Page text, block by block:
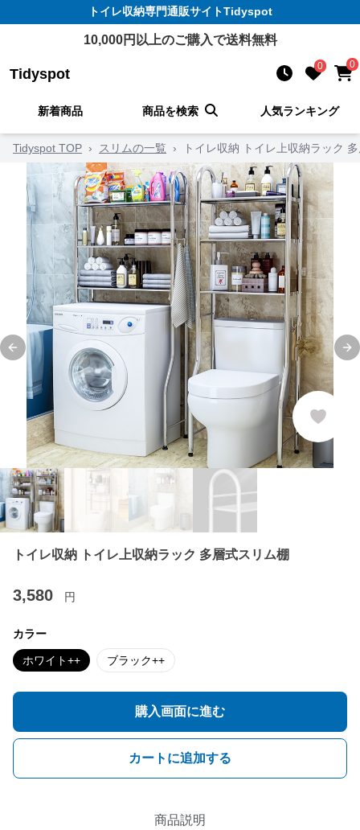
トイレ収納専門通販サイトTidyspot
10,000円以上のご購入で送料無料
Tidyspot 0 0
新着商品 商品を検索 人気ランキング
Tidyspot TOP › スリムの一覧 › トイレ収納 トイレ上収納ラック
Previous slide
トイレ収納 トイレ上収納ラック 多層式スリム棚
3,580 円
カラー
ホワイト++ ブラック++
購入画面に進む
カートに追加する
商品説明